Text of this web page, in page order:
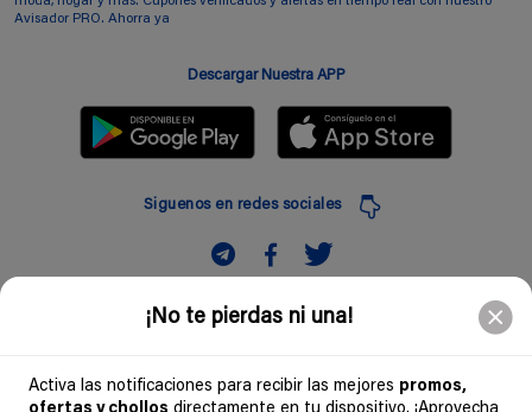
¡No te pierdas ni una!
Activa las notificaciones para recibir las mejores promos,
Avisador PRO. Ahorra ya
Descargar Nuestra APP
Siguenos en redes sociales
Suscribir